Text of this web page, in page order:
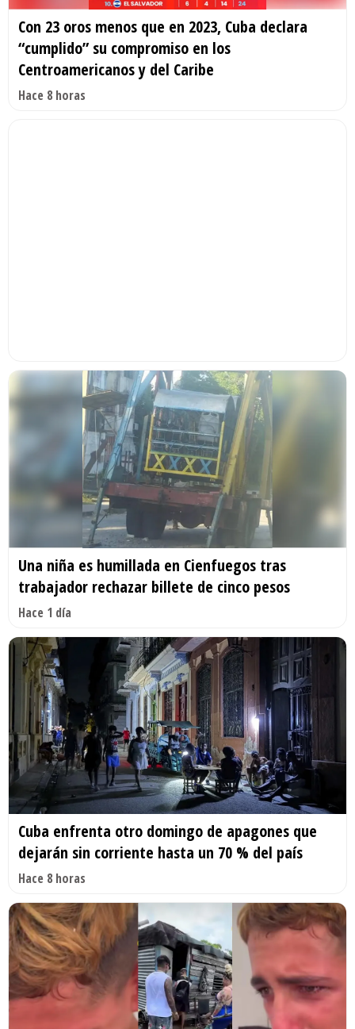
Con 23 oros menos que en 2023, Cuba declara
“cumplido” su compromiso en los
Centroamericanos y del Caribe
Hace 8 horas
Una niña es humillada en Cienfuegos tras
trabajador rechazar billete de cinco pesos
Hace 1 día
Cuba enfrenta otro domingo de apagones que
dejarán sin corriente hasta un 70 % del país
Hace 8 horas